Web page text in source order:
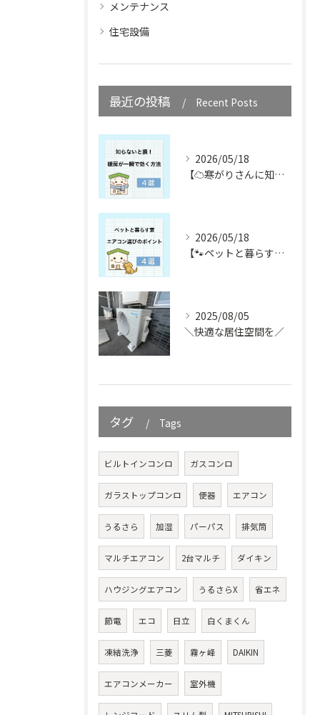
メンテナンス
住宅設備
最近の投稿 Recent Posts
2026/05/18
【☁️寒がりさんに知ってほしい☁️】
2026/05/18
【🐾ペットと暮らす皆さん必見🐾】
2025/08/05
＼快適な居住空間を／
タグ Tags
ビルトインコンロ ガスコンロ
ガラストップコンロ 便器 エアコン
うるさら 加湿 パーパス 排気筒
マルチエアコン 2台マルチ ダイキン
ハウジングエアコン うるさらX 省エネ
節電 エコ 日立 白くまくん
凍結洗浄 三菱 霧ヶ峰 DAIKIN
エアコンメーカー 室外機